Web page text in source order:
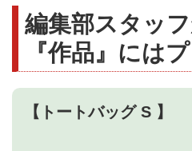
編集部スタッ
『作品』には
【トートバッグ S 】